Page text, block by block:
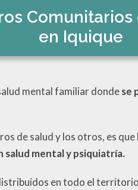
en Iquique
mental familiar dondese
de salud y los otros, es
mental y psiquiatría.
en todo el